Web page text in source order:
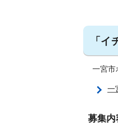
「
一宮市
一
募集内